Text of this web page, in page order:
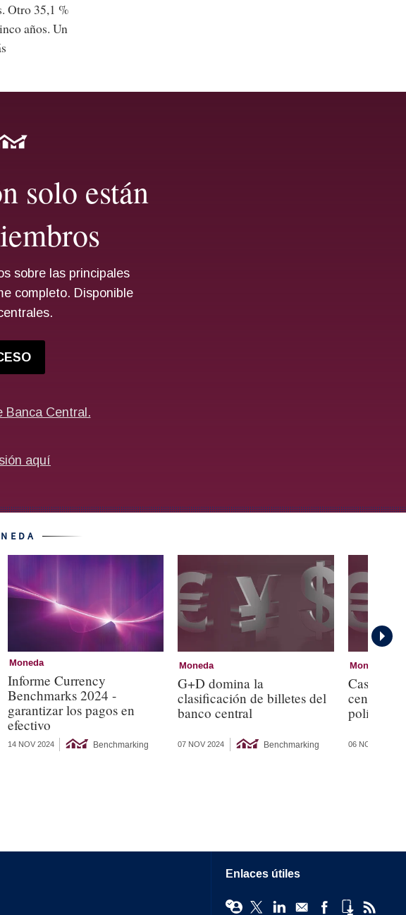
Otro 35,1 %
años. Un
Moneda
Informe Currency
Benchmarks 2024 -
garantizar los pagos en
efectivo
14 NOV 2024 Benchmarking
Moneda
G+D domina la
clasificación de billetes del
banco central
07 NOV 2024 Benchmarking
Moneda
Casi la
centrales
política
06 NOV 2024
Enlaces útiles